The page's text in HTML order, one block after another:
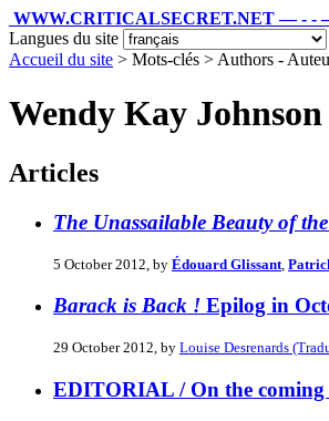
WWW.CRITICALSECRET.NET — - -
Langues du site
Accueil du site > Mots-clés > Authors -
Wendy Kay Johnson
Articles
The Unassailable Beauty of
5 October 2012, by Édouard Glissant
Barack is Back ! Epilog in
29 October 2012, by Louise Desrenards
EDITORIAL / On the coming